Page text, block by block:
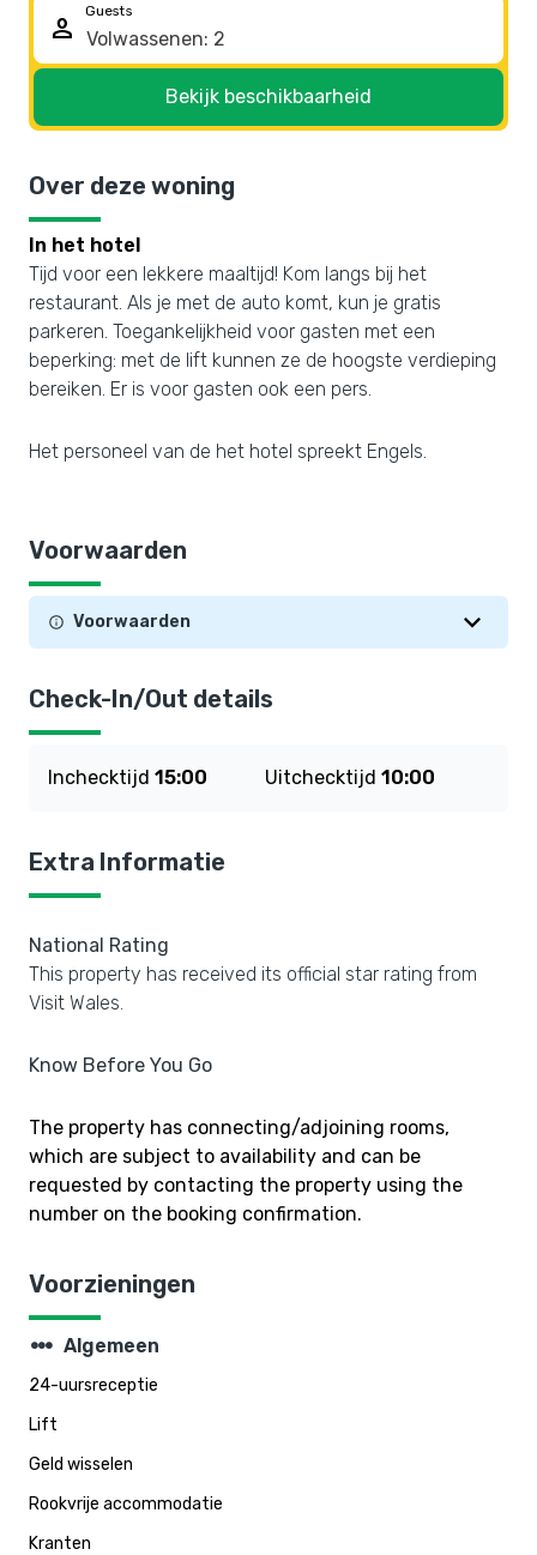
person
Guests
Bekijk beschikbaarheid
Over deze woning
In het hotel
Tijd voor een lekkere maaltijd! Kom langs bij het
restaurant. Als je met de auto komt, kun je gratis
parkeren. Toegankelijkheid voor gasten met een
beperking: met de lift kunnen ze de hoogste verdieping
bereiken. Er is voor gasten ook een pers.
Het personeel van de het hotel spreekt Engels.
Voorwaarden
Voorwaarden
Check-In/Out details
Inchecktijd 15:00 Uitchecktijd 10:00
Extra Informatie
National Rating
This property has received its official star rating from
Visit Wales.
Know Before You Go
The property has connecting/adjoining rooms,
which are subject to availability and can be
requested by contacting the property using the
number on the booking confirmation.
Voorzieningen
steppers Algemeen
24-uursreceptie
Lift
Geld wisselen
Rookvrije accommodatie
Kranten